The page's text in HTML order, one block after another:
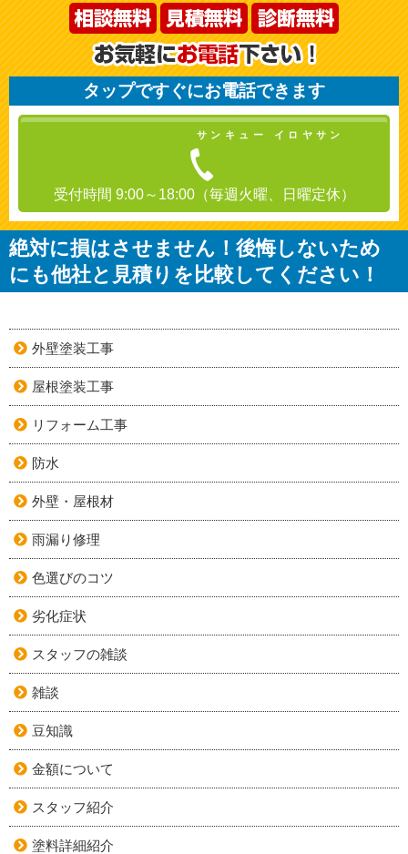
タップですぐにお電話できます
サンキュー イロヤサン
受付時間 9:00～18:00（毎週火曜、日曜定休）
絶対に損はさせません！後悔しないため
にも他社と見積りを比較してください！
外壁塗装工事
屋根塗装工事
リフォーム工事
防水
外壁・屋根材
雨漏り修理
色選びのコツ
劣化症状
スタッフの雑談
雑談
豆知識
金額について
スタッフ紹介
塗料詳細紹介